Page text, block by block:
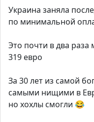
Украина заняла
по минимальной
Это почти в два
319 евро
За 30 лет из самой
самыми нищими в
но хохлы смогли 😂